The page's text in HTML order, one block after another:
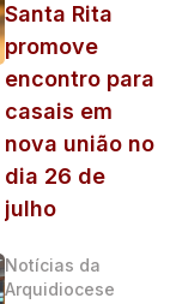
Santa Rita
promove
encontro para
casais em
nova união no
dia 26 de
julho
Notícias da
Arquidiocese